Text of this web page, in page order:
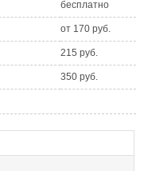
бесплатно
от 170 руб.
215 руб.
350 руб.